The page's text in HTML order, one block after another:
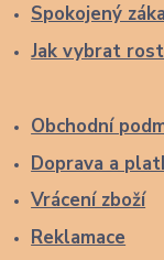
Spokojený
Jak vybrat
Obchodní
Doprava a
Vrácení zboží
Reklamace